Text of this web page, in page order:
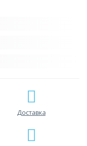
Доставка